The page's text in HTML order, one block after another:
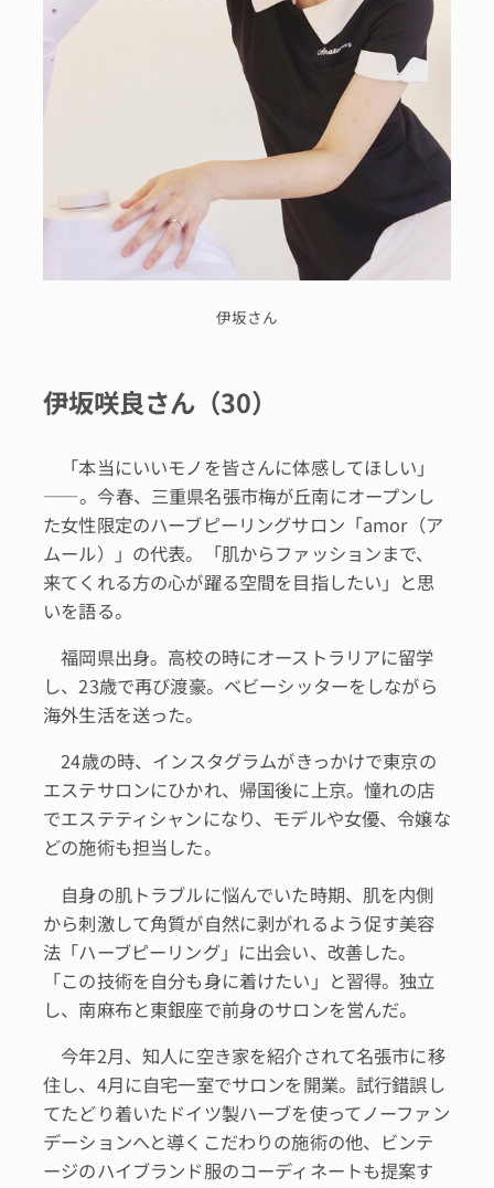
伊坂さん
伊坂咲良さん（30）
「本当にいいモノを皆さんに体感してほしい」
――。今春、三重県名張市梅が丘南にオープンし
た女性限定のハーブピーリングサロン「amor（ア
ムール）」の代表。「肌からファッションまで、
来てくれる方の心が躍る空間を目指したい」と思
いを語る。
福岡県出身。高校の時にオーストラリアに留学
し、23歳で再び渡豪。ベビーシッターをしながら
海外生活を送った。
24歳の時、インスタグラムがきっかけで東京の
エステサロンにひかれ、帰国後に上京。憧れの店
でエステティシャンになり、モデルや女優、令嬢な
どの施術も担当した。
自身の肌トラブルに悩んでいた時期、肌を内側
から刺激して角質が自然に剥がれるよう促す美容
法「ハーブピーリング」に出会い、改善した。
「この技術を自分も身に着けたい」と習得。独立
し、南麻布と東銀座で前身のサロンを営んだ。
今年2月、知人に空き家を紹介されて名張市に移
住し、4月に自宅一室でサロンを開業。試行錯誤し
てたどり着いたドイツ製ハーブを使ってノーファン
デーションへと導くこだわりの施術の他、ビンテ
ージのハイブランド服のコーディネートも提案す